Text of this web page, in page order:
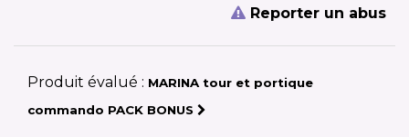
Reporter un abus
Produit évalué : MARINA tour et portique
commando PACK BONUS